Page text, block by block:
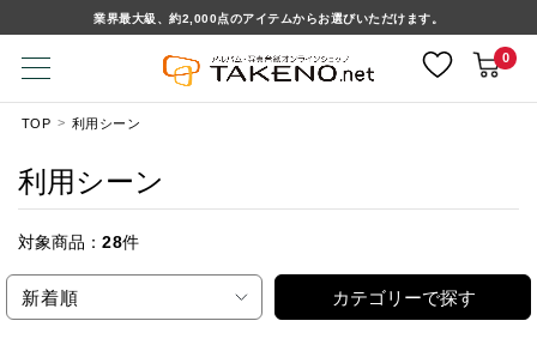
業界最大級、約2,000点のアイテムからお選びいただけます。
0
TOP 利用シーン
利用シーン
対象商品： 28件
新着順 カテゴリーで探す